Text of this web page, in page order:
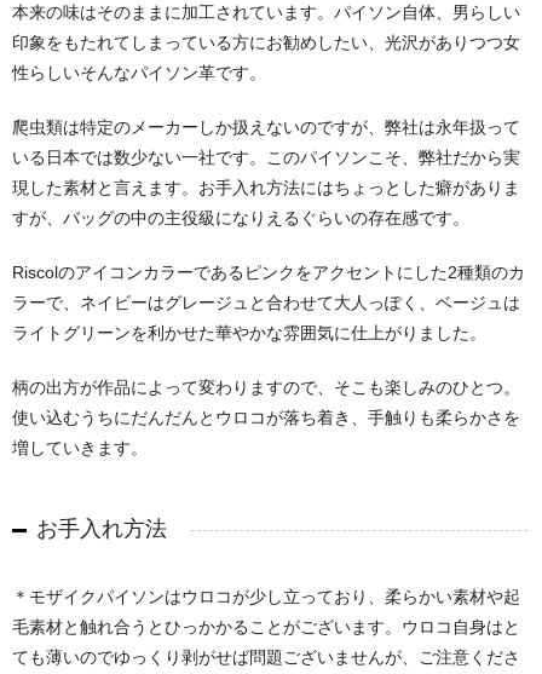
本来の味はそのままに加工されています。パイソン自体、男らしい
印象をもたれてしまっている方にお勧めしたい、光沢がありつつ女
性らしいそんなパイソン革です。
爬虫類は特定のメーカーしか扱えないのですが、弊社は永年扱って
いる日本では数少ない一社です。このパイソンこそ、弊社だから実
現した素材と言えます。お手入れ方法にはちょっとした癖がありま
すが、バッグの中の主役級になりえるぐらいの存在感です。
Riscolのアイコンカラーであるピンクをアクセントにした2種類のカ
ラーで、ネイビーはグレージュと合わせて大人っぽく、ベージュは
ライトグリーンを利かせた華やかな雰囲気に仕上がりました。
柄の出方が作品によって変わりますので、そこも楽しみのひとつ。
使い込むうちにだんだんとウロコが落ち着き、手触りも柔らかさを
増していきます。
お手入れ方法
＊モザイクパイソンはウロコが少し立っており、柔らかい素材や起
毛素材と触れ合うとひっかかることがございます。ウロコ自身はと
ても薄いのでゆっくり剥がせば問題ございませんが、ご注意くださ